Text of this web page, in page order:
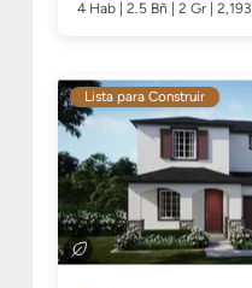
4 Hab | 2.5 Bñ | 2 Gr | 2,193
Lista para Construir